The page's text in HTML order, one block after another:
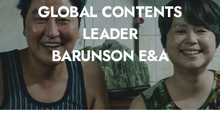
GLOBAL CONTENTS
LEADER
BARUNSON E&A